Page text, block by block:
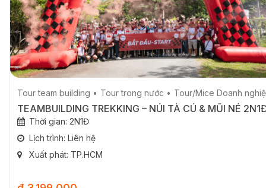
Tour team building Tour trong nước Tour/Mice Doanh
TEAMBUILDING TREKKING – NÚI TÀ CÚ & MŨI NÉ
Thời gian: 2N1Đ
Lịch trình: Liên hệ
Xuất phát: TP.HCM